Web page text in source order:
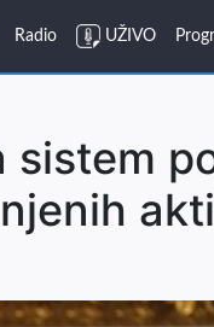
Radio UŽIVO